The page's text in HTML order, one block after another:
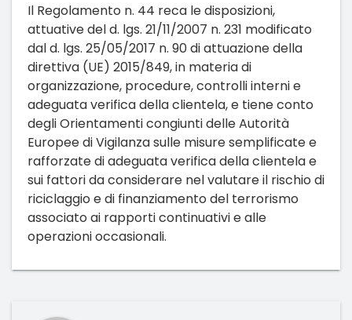
Il Regolamento n. 44 reca le disposizioni,
attuative del d. lgs. 21/11/2007 n. 231 modificato
dal d. lgs. 25/05/2017 n. 90 di attuazione della
direttiva (UE) 2015/849, in materia di
organizzazione, procedure, controlli interni e
adeguata verifica della clientela, e tiene conto
degli Orientamenti congiunti delle Autorità
Europee di Vigilanza sulle misure semplificate e
rafforzate di adeguata verifica della clientela e
sui fattori da considerare nel valutare il rischio di
riciclaggio e di finanziamento del terrorismo
associato ai rapporti continuativi e alle
operazioni occasionali.